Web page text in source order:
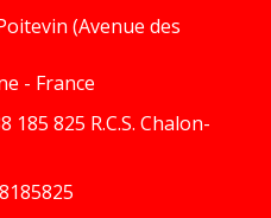
(Avenue des
- France
185 825 R.C.S. Chalon-